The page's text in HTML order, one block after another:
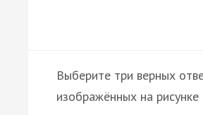
Выберите три верных
изображённых на